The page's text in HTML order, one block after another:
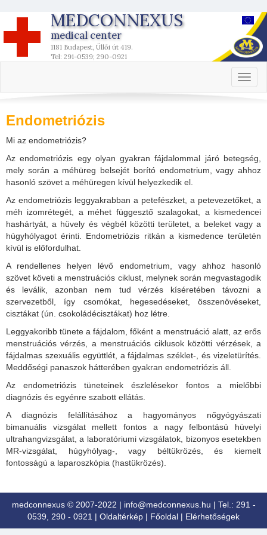
MEDCONNEXUS
medical center
1181 Budapest, Üllői út 419.
Tel: 291-0539; 290-0921
Endometriózis
Mi az endometriózis?
Az endometriózis egy olyan gyakran fájdalommal járó betegség,
mely során a méhüreg belsejét borító endometrium, vagy ahhoz
hasonló szövet a méhüregen kívül helyezkedik el.
Az endometriózis leggyakrabban a petefészket, a petevezetőket, a
méh izomrétegét, a méhet függesztő szalagokat, a kismedencei
hashártyát, a hüvely és végbél közötti területet, a beleket vagy a
húgyhólyagot érinti. Endometriózis ritkán a kismedence területén
kívül is előfordulhat.
A rendellenes helyen lévő endometrium, vagy ahhoz hasonló
szövet követi a menstruációs ciklust, melynek során megvastagodik
és leválik, azonban nem tud vérzés kíséretében távozni a
szervezetből, így csomókat, hegesedéseket, összenövéseket,
cisztákat (ún. csokoládécisztákat) hoz létre.
Leggyakoribb tünete a fájdalom, főként a menstruáció alatt, az erős
menstruációs vérzés, a menstruációs ciklusok közötti vérzések, a
fájdalmas szexuális együttlét, a fájdalmas széklet-, és vizeletürítés.
Meddőségi panaszok hátterében gyakran endometriózis áll.
Az endometriózis tüneteinek észlelésekor fontos a mielőbbi
diagnózis és egyénre szabott ellátás.
A diagnózis felállításához a hagyományos nőgyógyászati
bimanuális vizsgálat mellett fontos a nagy felbontású hüvelyi
ultrahangvizsgálat, a laboratóriumi vizsgálatok, bizonyos esetekben
MR-vizsgálat, húgyhólyag-, vagy béltükrözés, és kiemelt
fontosságú a laparoszkópia (hastükrözés).
medconnexus © 2007-2022 | info@medconnexus.hu | Tel.: 291 -
0539, 290 - 0921 | Oldaltérkép | Főoldal | Elérhetőségek